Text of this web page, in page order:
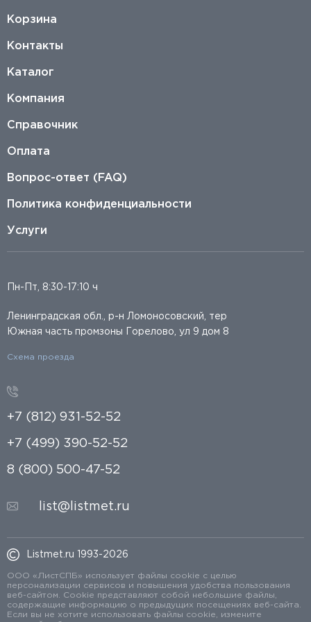
Корзина
Контакты
Каталог
Компания
Справочник
Оплата
Вопрос-ответ (FAQ)
Политика конфиденциальности
Услуги
Пн-Пт, 8:30-17:10 ч
Ленинградская обл., р-н Ломоносовский, тер
Южная часть промзоны Горелово, ул 9 дом 8
Схема проезда
+7 (812) 931-52-52
+7 (499) 390-52-52
8 (800) 500-47-52
list@listmet.ru
Listmet.ru 1993-2026
ООО «ЛистСПБ» использует файлы cookie с целью
персонализации сервисов и повышения удобства пользования
веб-сайтом. Cookie представляют собой небольшие файлы,
содержащие информацию о предыдущих посещениях веб-сайта.
Если вы не хотите использовать файлы cookie, измените